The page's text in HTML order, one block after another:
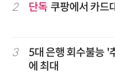
2 단독 쿠팡에서 카드
3
5대 은행 회수불능
에 최대